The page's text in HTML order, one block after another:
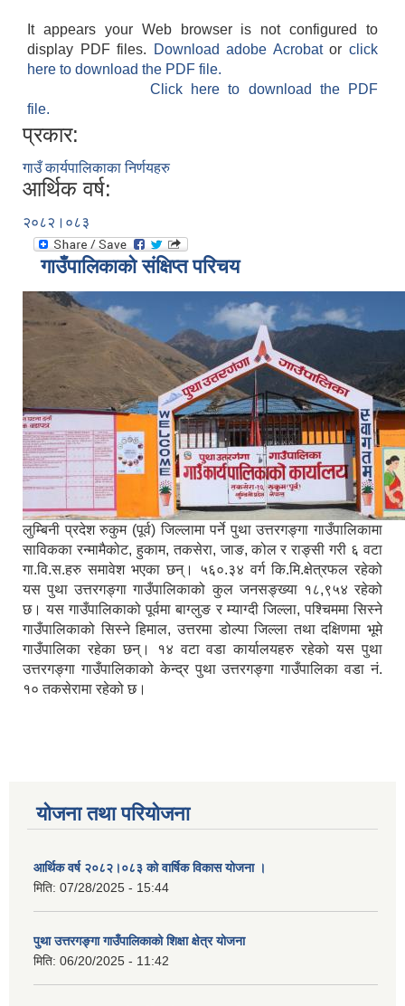
It appears your Web browser is not configured to
display PDF files.
Download adobe Acrobatorclick
here to download the PDF file.
Click here to download the PDF
file.
प्रकार:
गाउँ कार्यपालिकाका निर्णयहरु
आर्थिक वर्ष:
२०८२।०८३
गाउँपालिकाको संक्षिप्त परिचय
लुम्बिनी प्रदेश रुकुम (पूर्व) जिल्लामा पर्ने पुथा उत्तरगङ्गा गाउँपालिकामा
साविकका रन्मामैकोट, हुकाम, तकसेरा, जाङ, कोल र राङ्सी गरी ६ वटा
गा.वि.स.हरु समावेश भएका छन्। ५६०.३४ वर्ग कि.मि.क्षेत्रफल रहेको
यस पुथा उत्तरगङ्गा गाउँपालिकाको कुल जनसङ्ख्या १८,९५४ रहेको
छ। यस गाउँपालिकाको पूर्वमा बाग्लुङ र म्याग्दी जिल्ला, पश्चिममा सिस्ने
गाउँपालिकाको सिस्ने हिमाल, उत्तरमा डोल्पा जिल्ला तथा दक्षिणमा भूमे
गाउँपालिका रहेका छन्। १४ वटा वडा कार्यालयहरु रहेको यस पुथा
उत्तरगङ्गा गाउँपालिकाको केन्द्र पुथा उत्तरगङ्गा गाउँपालिका वडा नं.
१० तकसेरामा रहेको छ।
योजना तथा परियोजना
आर्थिक वर्ष २०८२।०८३ को वार्षिक विकास योजना ।
मिति: 07/28/2025 - 15:44
पुथा उत्तरगङ्गा गाउँपालिकाको शिक्षा क्षेत्र योजना
मिति: 06/20/2025 - 11:42